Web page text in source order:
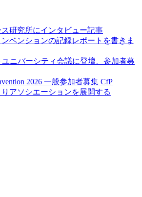
研究所にインタビュー記事
ベンションの記録レポートを書きま
ユニバーシティ会議に登壇、参加者募
2026 一般参加者募集 CfP
アソシエーションを展開する